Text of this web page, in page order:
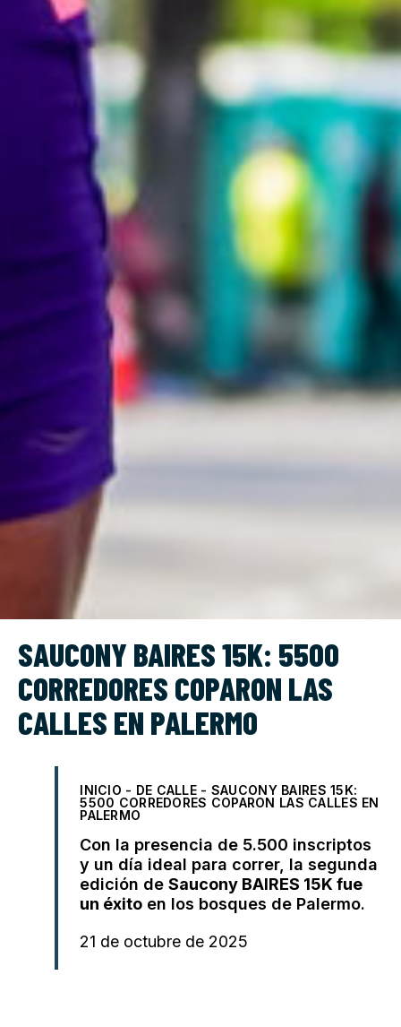
SAUCONY BAIRES 15K: 5500
CORREDORES COPARON LAS
CALLES EN PALERMO
INICIO - DE CALLE - SAUCONY BAIRES 15K:
5500 CORREDORES COPARON LAS CALLES EN
PALERMO
Con la presencia de 5.500 inscriptos
y un día ideal para correr, la segunda
edición deSaucony BAIRES 15K fue
un éxito en los bosques de Palermo.
21 de octubre de 2025